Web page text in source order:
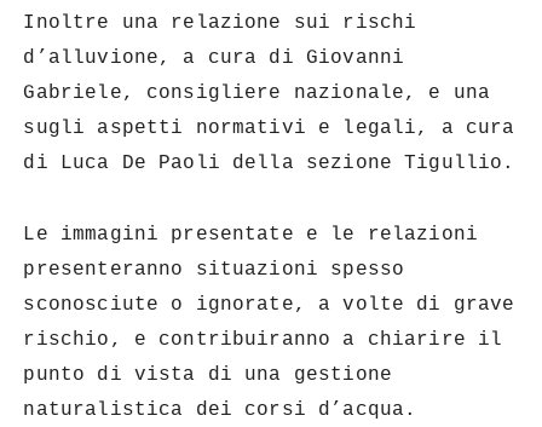
Inoltre una relazione sui rischi
d’alluvione, a cura di Giovanni
Gabriele, consigliere nazionale, e una
sugli aspetti normativi e legali, a cura
di Luca De Paoli della sezione Tigullio.
Le immagini presentate e le relazioni
presenteranno situazioni spesso
sconosciute o ignorate, a volte di grave
rischio, e contribuiranno a chiarire il
punto di vista di una gestione
naturalistica dei corsi d’acqua.